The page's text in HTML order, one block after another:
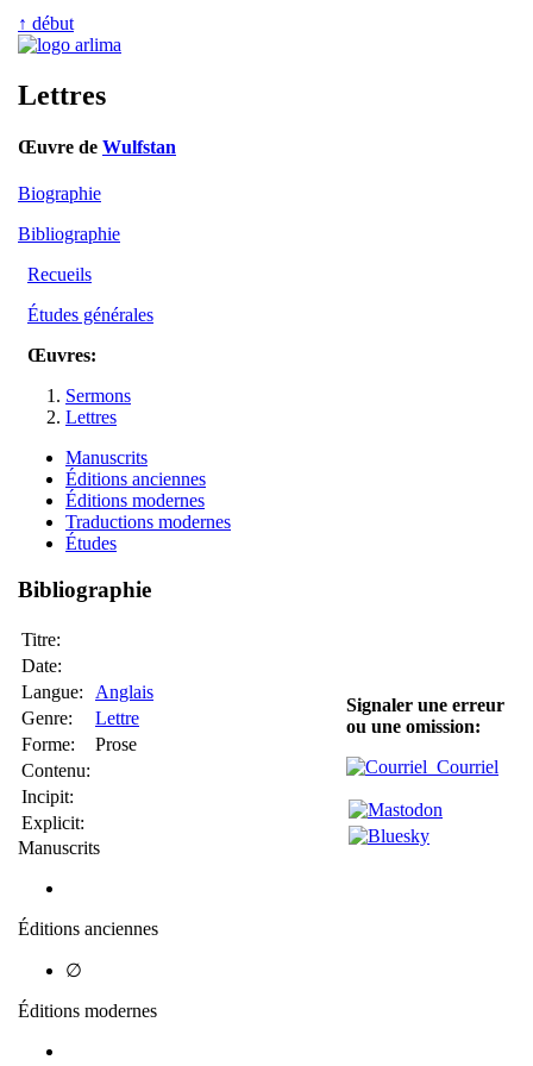
↑ début
Lettres
Œuvre de Wulfstan
Biographie
Bibliographie
Recueils
Études générales
Œuvres:
Sermons
Lettres
Manuscrits
Éditions anciennes
Éditions modernes
Traductions modernes
Études
Bibliographie
Titre:
Date:
Langue:
Anglais
Genre:
Lettre
Forme:
Prose
Contenu:
Incipit:
Explicit:
Manuscrits
Éditions anciennes
∅
Éditions modernes
Signaler une erreur
ou une omission:
Courriel